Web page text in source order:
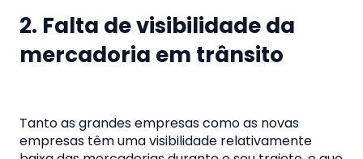
2. Falta de visibilidade da
mercadoria em trânsito
Tanto as grandes empresas como as novas
empresas têm uma visibilidade relativamente